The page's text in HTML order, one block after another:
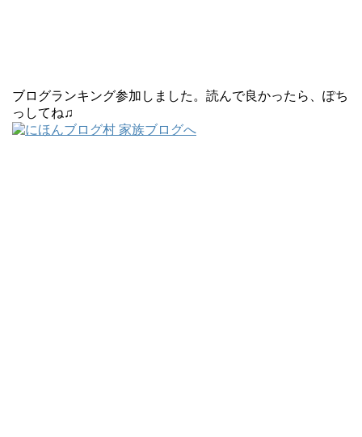
ブログランキング参加しました。読んで良かったら、ぽち
っしてね♫